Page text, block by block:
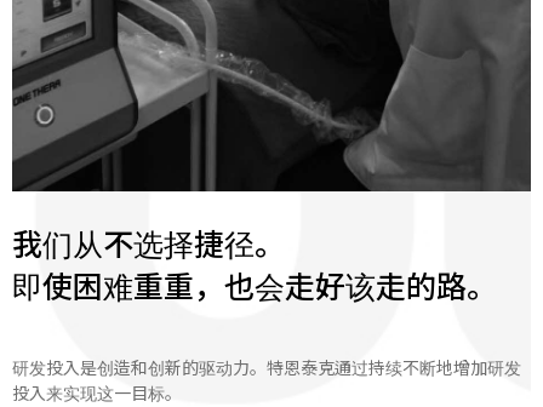
我们从不选择捷径。
即使困难重重，也会走好该走的路。
研发投入是创造和创新的驱动力。特恩泰克通过持续不断地增加研发
投入来实现这一目标。